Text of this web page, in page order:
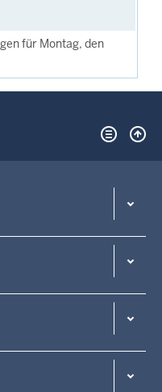
für Montag, den